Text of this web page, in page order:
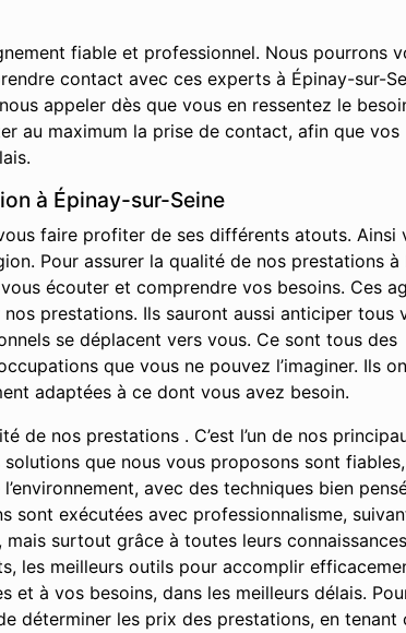
fiable et professionnel. Nous pourrons
contact avec ces experts à Épinay-sur-
appeler dès que vous en ressentez le
au maximum la prise de contact, afin que vos
à Épinay-sur-Seine
faire profiter de ses différents atouts. Ainsi
Pour assurer la qualité de nos prestations à
écouter et comprendre vos besoins. Ces
prestations. Ils sauront aussi anticiper tous
se déplacent vers vous. Ce sont tous des
que vous ne pouvez l’imaginer. Ils
adaptées à ce dont vous avez besoin.
de nos prestations . C’est l’un de nos
que nous vous proposons sont
avec des techniques bien
sont exécutées avec professionnalisme,
surtout grâce à toutes leurs
les meilleurs outils pour accomplir
et à vos besoins, dans les meilleurs délais.
déterminer les prix des prestations, en tenant